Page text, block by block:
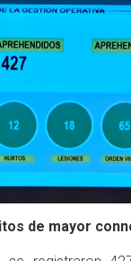
de mayor